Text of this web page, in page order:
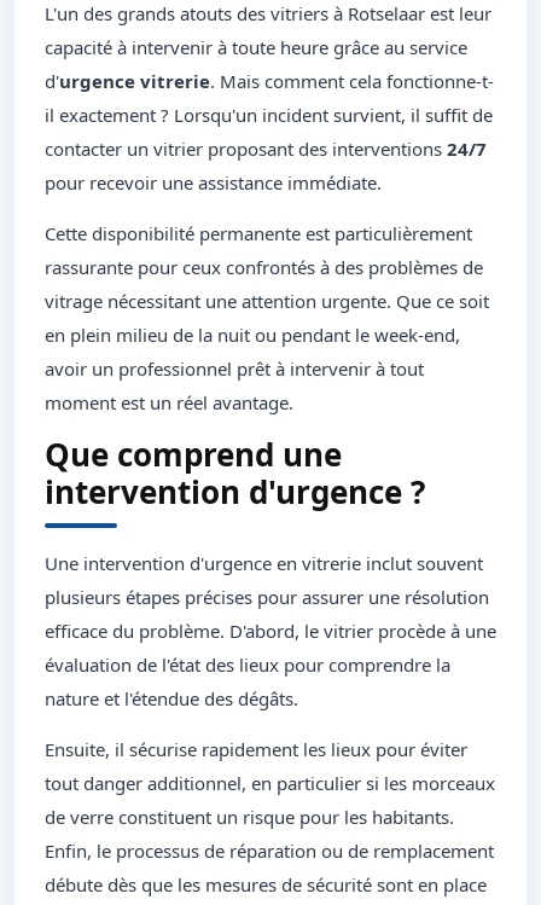
L'un des grands atouts des vitriers à Rotselaar est leur
capacité à intervenir à toute heure grâce au service
d'urgence vitrerie. Mais comment cela fonctionne-t-
il exactement ? Lorsqu'un incident survient, il suffit de
contacter un vitrier proposant des interventions 24/7
pour recevoir une assistance immédiate.
Cette disponibilité permanente est particulièrement
rassurante pour ceux confrontés à des problèmes de
vitrage nécessitant une attention urgente. Que ce soit
en plein milieu de la nuit ou pendant le week-end,
avoir un professionnel prêt à intervenir à tout
moment est un réel avantage.
Que comprend une
intervention d'urgence ?
Une intervention d'urgence en vitrerie inclut souvent
plusieurs étapes précises pour assurer une résolution
efficace du problème. D'abord, le vitrier procède à une
évaluation de l'état des lieux pour comprendre la
nature et l'étendue des dégâts.
Ensuite, il sécurise rapidement les lieux pour éviter
tout danger additionnel, en particulier si les morceaux
de verre constituent un risque pour les habitants.
Enfin, le processus de réparation ou de remplacement
débute dès que les mesures de sécurité sont en place